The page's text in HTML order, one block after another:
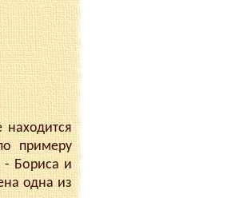
примеру
- Бориса и
одна из